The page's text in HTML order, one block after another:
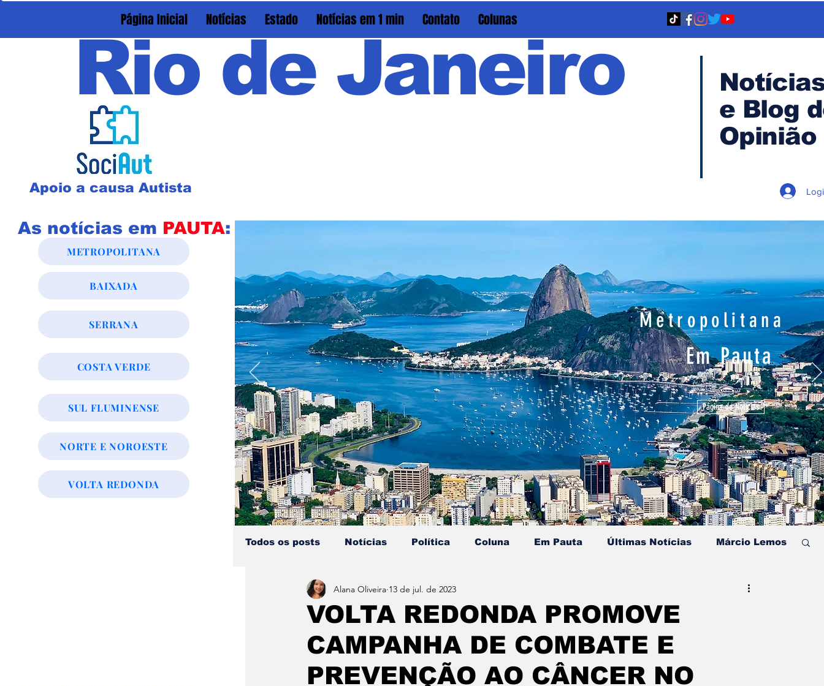
Página Inicial Notícias Estado Notícias em 1 min Contato Colunas
Rio de Janeiro
Apoio a causa Autista
e Blog
Opinião
As notícias em PAUTA:
METROPOLITANA
BAIXADA
SERRANA
COSTA VERDE
SUL FLUMINENSE
NORTE E NOROESTE
VOLTA REDONDA
Todos os posts Notícias Política Coluna Em Pauta Últimas Notícias Márcio Lemos
Estado do Rio Notícias em 1 min
Dois cafés e a conta Angra dos Reis Barra do Piraí Barra Mansa
VOLTA REDONDA PROMOVE
CAMPANHA DE COMBATE E
PREVENÇÃO AO CÂNCER NO
Alana Oliveira 13 de jul. de 2023
Metropolitana
Em Pauta
Página de Notícias